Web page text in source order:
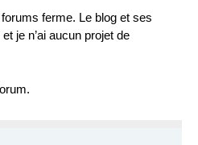
ferme. Le blog et ses
je n’ai aucun projet de